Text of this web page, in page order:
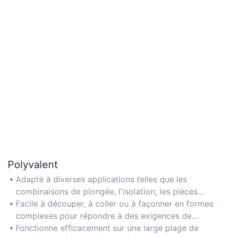
Polyvalent
Adapté à diverses applications telles que les
combinaisons de plongée, l'isolation, les pièces
automobiles et les produits moulés sur mesure.
Facile à découper, à coller ou à façonner en formes
complexes pour répondre à des exigences de
conception spécifiques.
Fonctionne efficacement sur une large plage de